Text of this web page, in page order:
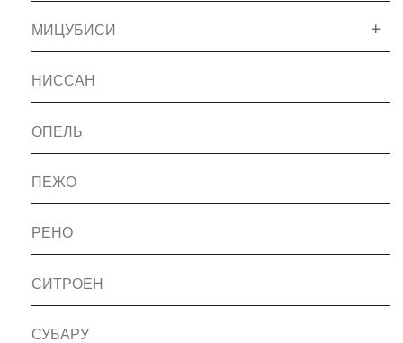
МИЦУБИСИ
НИССАН
ОПЕЛЬ
ПЕЖО
РЕНО
СИТРОЕН
СУБАРУ